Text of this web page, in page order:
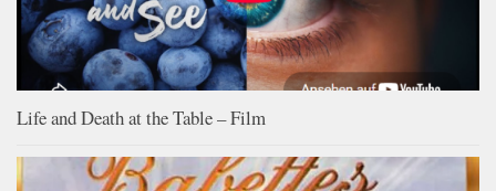
Life and Death at the Table – Film